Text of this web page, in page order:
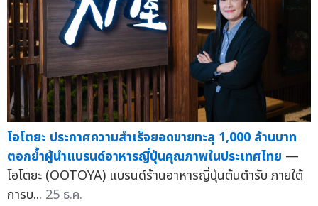
โอโตยะ ประกาศความสำเร็จยอดขายทะลุ 1,000 ล้านบาท
ตอกย้ำผู้นำแบรนด์อาหารญี่ปุ่นคุณภาพในประเทศไทย —
โอโตยะ (OOTOYA) แบรนด์ร้านอาหารญี่ปุ่นต้นตำรับ ภายใต้
การบ... 25 ธ.ค.